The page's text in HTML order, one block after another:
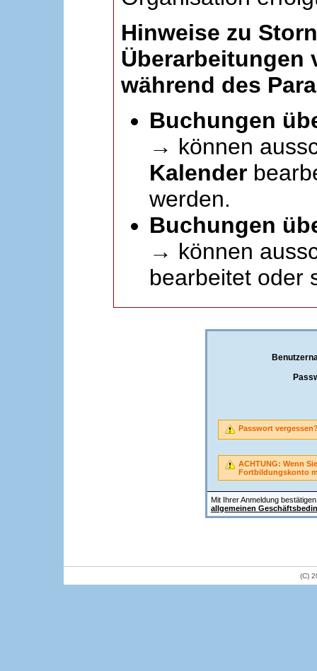
Hinweise zu
Überarbeitungen
während des
Buchungen
→ können
Kalender
werden.
Buchungen
→ können
bearbeitet oder
Mit Ihrer Anmeldung
allgemeinen
Passwort
ACHTUNG: Wenn
Fortbildungskonto
(C)